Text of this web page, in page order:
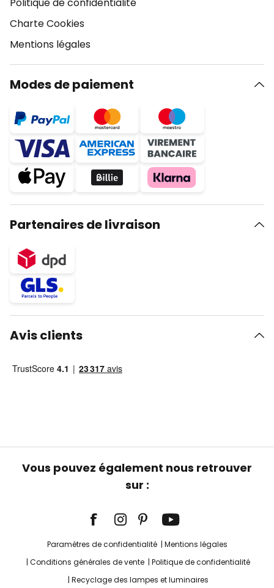
Charte Cookies
Mentions légales
Modes de paiement
Partenaires de livraison
Avis clients
Vous pouvez également nous retrouver
sur :
Paramètres de confidentialité
Mentions légales
Conditions générales de vente
Politique de confidentialité
Recyclage des lampes et luminaires